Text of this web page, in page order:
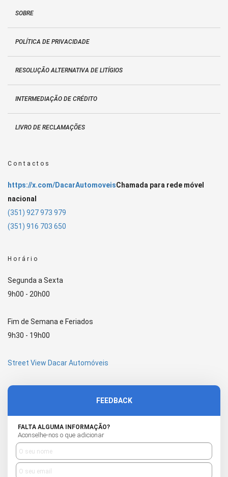
SOBRE
POLÍTICA DE PRIVACIDADE
RESOLUÇÃO ALTERNATIVA DE LITÍGIOS
INTERMEDIAÇÃO DE CRÉDITO
LIVRO DE RECLAMAÇÕES
Contactos
https://x.com/DacarAutomoveisChamada para rede móvel
nacional
(351) 927 973 979
(351) 916 703 650
Horário
Segunda a Sexta
9h00 - 20h00
Fim de Semana e Feriados
9h30 - 19h00
Street View Dacar Automóveis
FEEDBACK
FALTA ALGUMA INFORMAÇÃO?
Aconselhe-nos o que adicionar